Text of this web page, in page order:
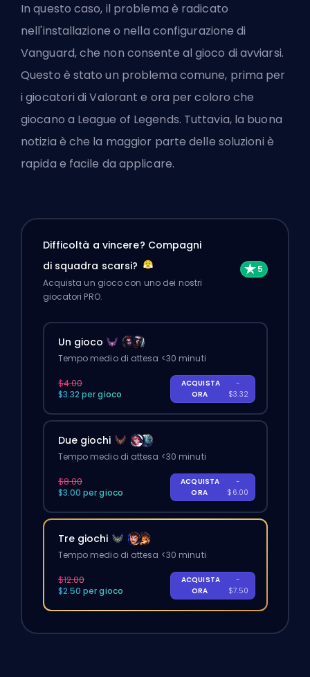
In questo caso, il problema è radicato
nell'installazione o nella configurazione di
Vanguard, che non consente al gioco di avviarsi.
Questo è stato un problema comune, prima per
i giocatori di Valorant e ora per coloro che
giocano a League of Legends. Tuttavia, la buona
notizia è che la maggior parte delle soluzioni è
rapida e facile da applicare.
Difficoltà a vincere? Compagni
di squadra scarsi?
Acquista un gioco con uno dei nostri
giocatori PRO.
Un gioco
Tempo medio di attesa <30 minuti
$4.00
$3.32 per gioco
ACQUISTA
ORA
-
$3.32
Due giochi
Tempo medio di attesa <30 minuti
$8.00
$3.00 per gioco
ACQUISTA
ORA
-
$6.00
Tre giochi
Tempo medio di attesa <30 minuti
$12.00
$2.50 per gioco
ACQUISTA
ORA
-
$7.50